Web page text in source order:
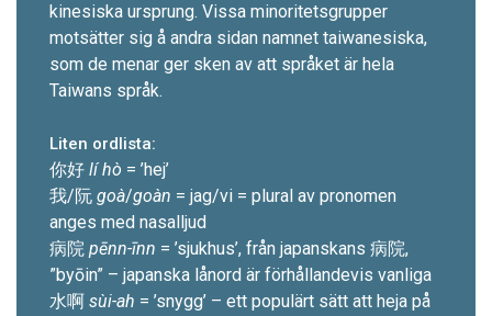
kinesiska ursprung. Vissa minoritets­grupper
motsätter sig å andra sidan namnet taiwanesiska,
som de menar ger sken av att språket är hela
Taiwans språk.
Liten ordlista:
你好 lí hò = ’hej’
我/阮 goà/goàn = jag/vi = ­plural av pronomen
anges med nasalljud
病院 pēnn-īnn = ’sjukhus’, från japanskans 病院,
”byōin” – japanska lånord är för­hållandevis vanliga
水啊 sùi-ah = ’snygg’ – ett populärt sätt att heja på